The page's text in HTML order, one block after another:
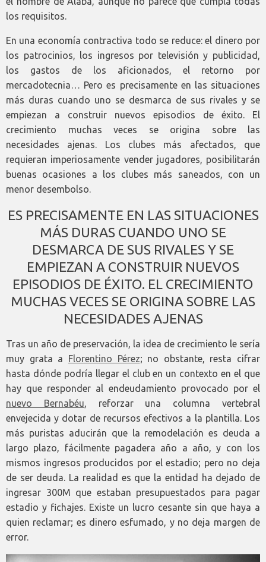
los requisitos.
En una economía contractiva todo se reduce: el dinero por
los patrocinios, los ingresos por televisión y publicidad,
los gastos de los aficionados, el retorno por
mercadotecnia… Pero es precisamente en las situaciones
más duras cuando uno se desmarca de sus rivales y se
empiezan a construir nuevos episodios de éxito. El
crecimiento muchas veces se origina sobre las
necesidades ajenas. Los clubes más afectados, que
requieran imperiosamente vender jugadores, posibilitarán
buenas ocasiones a los clubes más saneados, con un
menor desembolso.
ES PRECISAMENTE EN LAS SITUACIONES
MÁS DURAS CUANDO UNO SE
DESMARCA DE SUS RIVALES Y SE
EMPIEZAN A CONSTRUIR NUEVOS
EPISODIOS DE ÉXITO. EL CRECIMIENTO
MUCHAS VECES SE ORIGINA SOBRE LAS
NECESIDADES AJENAS
Tras un año de preservación, la idea de crecimiento le sería
muy grata a Florentino Pérez; no obstante, resta cifrar
hasta dónde podría llegar el club en un contexto en el que
hay que responder al endeudamiento provocado por el
nuevo Bernabéu, reforzar una columna vertebral
envejecida y dotar de recursos efectivos a la plantilla. Los
más puristas aducirán que la remodelación es deuda a
largo plazo, fácilmente pagadera año a año, y con los
mismos ingresos producidos por el estadio; pero no deja
de ser deuda. La realidad es que la entidad ha dejado de
ingresar 300M que estaban presupuestados para pagar
estadio y fichajes. Existe un lucro cesante sin que haya a
quien reclamar; es dinero esfumado, y no deja margen de
error.